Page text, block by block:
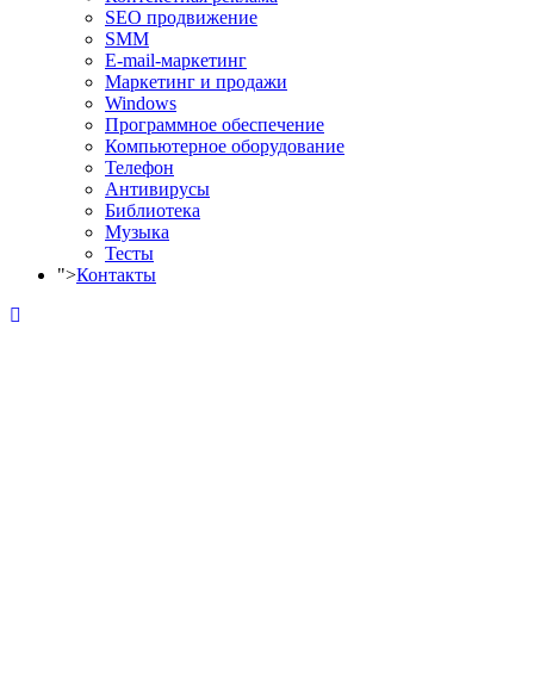
SEO продвижение
SMM
E-mail-маркетинг
Маркетинг и продажи
Windows
Программное обеспечение
Компьютерное оборудование
Телефон
Антивирусы
Библиотека
Музыка
Тесты
">Контакты